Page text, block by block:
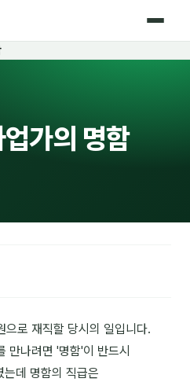
가의 명함
으로 재직할 당시의 일입니다.
만나려면 '명함'이 반드시
데 명함의 직급은